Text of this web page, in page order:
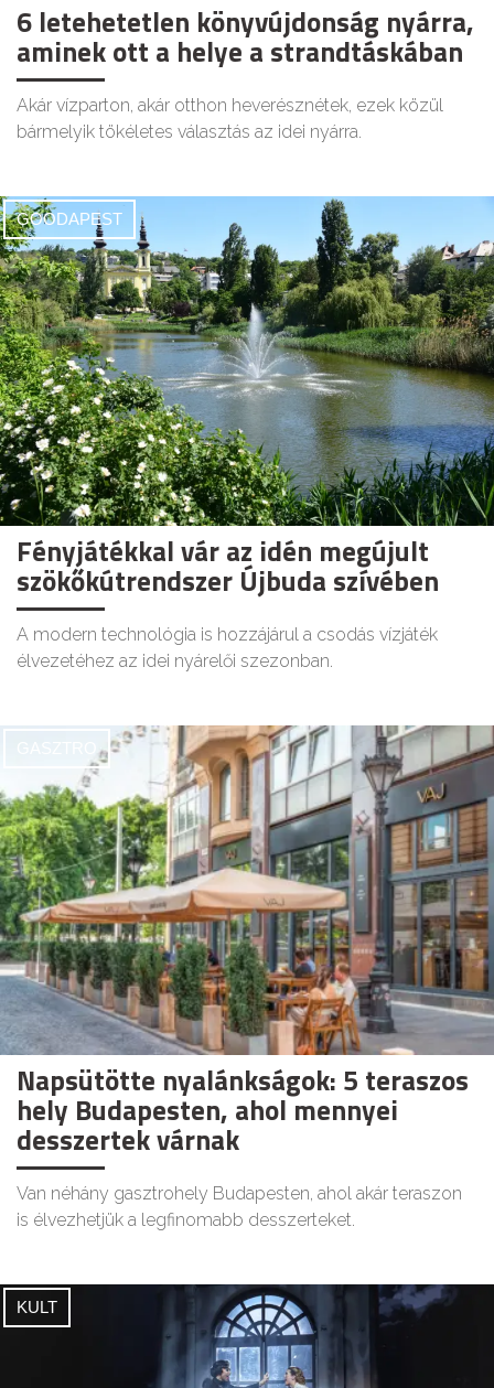
6 letehetetlen könyvújdonság nyárra,
aminek ott a helye a strandtáskában
Akár vízparton, akár otthon heverésznétek, ezek közül
bármelyik tökéletes választás az idei nyárra.
GOODAPEST
Fényjátékkal vár az idén megújult
szökőkútrendszer Újbuda szívében
A modern technológia is hozzájárul a csodás vízjáték
élvezetéhez az idei nyárelői szezonban.
Napsütötte nyalánkságok: 5 teraszos
hely Budapesten, ahol mennyei
desszertek várnak
Van néhány gasztrohely Budapesten, ahol akár teraszon
is élvezhetjük a legfinomabb desszerteket.
KULT